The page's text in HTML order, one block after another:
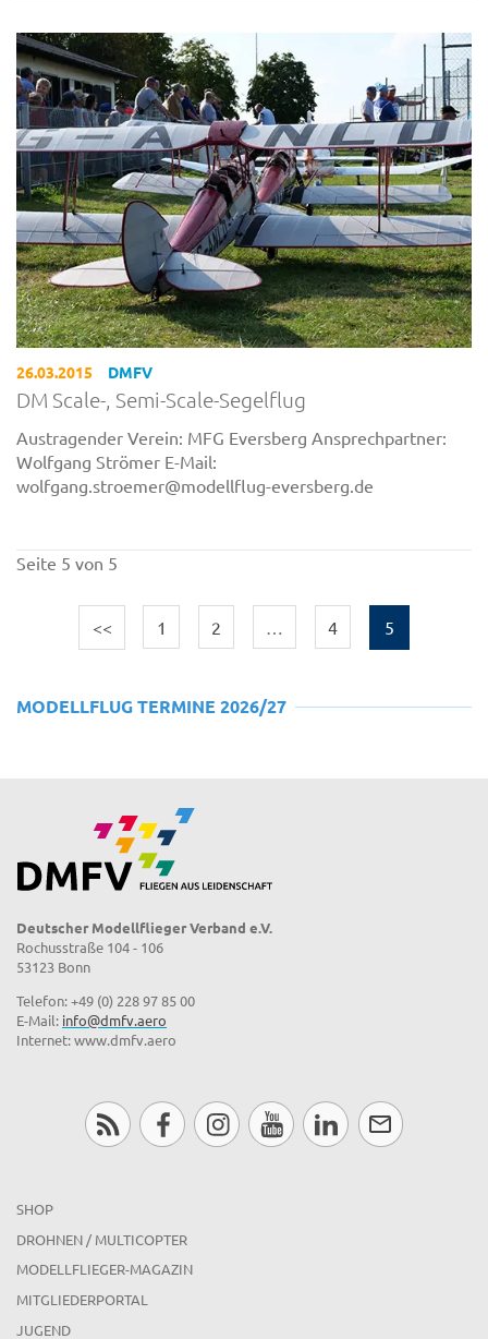
26.03.2015 DMFV
DM Scale-, Semi-Scale-Segelflug
Austragender Verein: MFG Eversberg Ansprechpartner:
Wolfgang Strömer E-Mail:
wolfgang.stroemer@modellflug-eversberg.de
Seite 5 von 5
<< 1 2 … 4 5
MODELLFLUG TERMINE 2026/27
Deutscher Modellflieger Verband e.V.
Rochusstraße 104 - 106
53123 Bonn
Telefon: +49 (0) 228 97 85 00
E-Mail: info@dmfv.aero
Internet: www.dmfv.aero
SHOP
DROHNEN / MULTICOPTER
MODELLFLIEGER-MAGAZIN
MITGLIEDERPORTAL
JUGEND